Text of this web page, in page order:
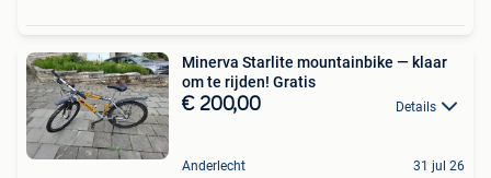
Minerva Starlite mountainbike — klaar
om te rijden! Gratis
€ 200,00 Details
Anderlecht 31 jul 26